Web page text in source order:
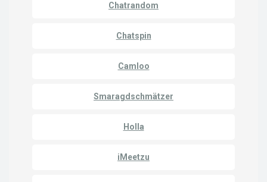
Chatrandom
Chatspin
Camloo
Smaragdschmätzer
Holla
iMeetzu